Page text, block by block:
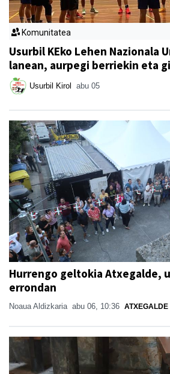
Komunitatea
Usurbil KEko Lehen Nazionala
lanean, aurpegi berriekin eta
Usurbil Kirol abu 05
Hurrengo geltokia Atxegalde,
errondan
Noaua Aldizkaria abu 06, 10:36 ATXEGALDE